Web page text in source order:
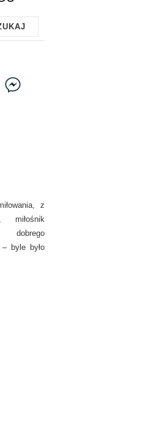
z
miłośnik
dobrego
byle było